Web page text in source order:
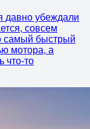
давно убеждали
совсем
самый быстрый
мотора, а
что-то